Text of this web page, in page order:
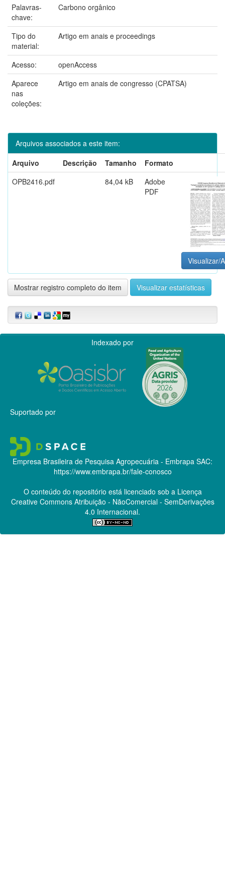
Palavras-
chave:
Carbono orgânico
Tipo do
material:
Artigo em anais e proceedings
Acesso:
openAccess
Aparece
nas
coleções:
Artigo em anais de congresso (CPATSA)
Arquivos associados a este item:
Arquivo
Descrição Tamanho
Formato
OPB2416.pdf
84,04 kB
Adobe
PDF
Visualizar/
Mostrar registro completo do item Visualizar estatísticas
Indexado por
Suportado por
Empresa Brasileira de Pesquisa Agropecuária - Embrapa SAC:
https://www.embrapa.br/fale-conosco
O conteúdo do repositório está licenciado sob a Licença
Creative CommonsAtribuição - NãoComercial - SemDerivações
4.0 Internacional.